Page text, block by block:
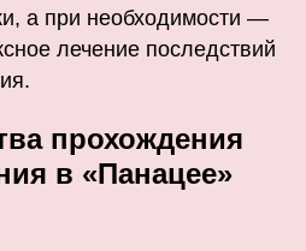
а при необходимости —
лечение последствий
прохождения
в «Панацее»